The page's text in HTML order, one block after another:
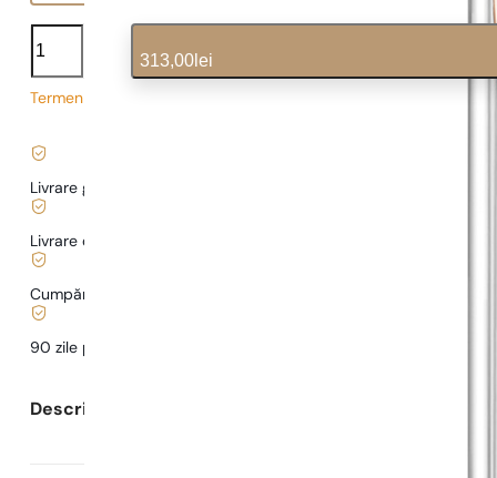
Crystal
Absolu
cantitate
313,00 lei
Termen de livrare prelungit
Livrare gratuită de la
Livrare de la
Cumpărături și plăți sigure
90 zile pentru a
Descrierea parfumului